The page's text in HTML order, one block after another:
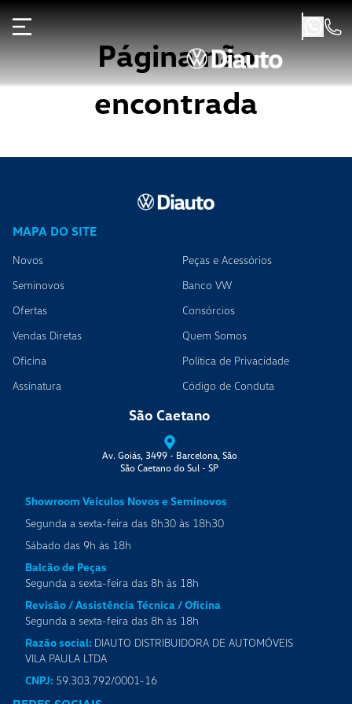
Página não
encontrada
MAPA DO SITE
Novos
Seminovos
Ofertas
Vendas Diretas
Oficina
Assinatura
Peças e Acessórios
Banco VW
Consórcios
Quem Somos
Política de Privacidade
Código de Conduta
São Caetano
Av. Goiás, 3499 - Barcelona, São
São Caetano do Sul - SP
Showroom Veículos Novos e Seminovos
Segunda a sexta-feira das 8h30 às 18h30
Sábado das 9h às 18h
Balcão de Peças
Segunda a sexta-feira das 8h às 18h
Revisão / Assistência Técnica / Oficina
Segunda a sexta-feira das 8h às 18h
Razão social: DIAUTO DISTRIBUIDORA DE AUTOMÓVEIS
VILA PAULA LTDA
CNPJ: 59.303.792/0001-16